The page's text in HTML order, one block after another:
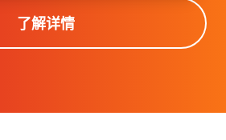
了解详情